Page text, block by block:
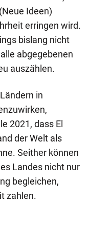
Ideen)
erringen wird.
bislang nicht
abgegebenen
auszählen.
in
2021, dass El
der Welt als
Seither können
Landes nicht nur
begleichen,
zahlen.